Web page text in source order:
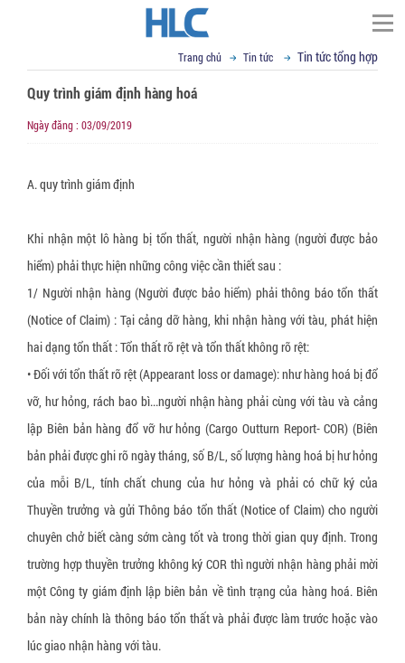
TÌM KIẾM
Trang chủ
Giới thiệu
Giá trị cốt lõi
Cơ sở vật chất
R&D
Chứng chỉ
Profile
Cố định, nâng hạ hàng hóa
Dây đai Composite
Dây tăng đơ chằng hàng
Dây đai vải chằng hàng
Dây đai nhựa PET
Dây chun quấn pallet
Dây chằng hàng khóa cam
Dây cáp vải tròn
Dây đai thép
Bọ kẹp dây đai composite
Túi khí chèn hàng container
VCI - chống mài mòn kim loại
Túi nylon chống gỉ CoroVCI®
Bột chống gỉ VCI (VCI Powder))
Dầu chống gỉ
Bộ khuếch tán chống gỉ (VCI Emitter)
Gói hút ẩm bentonite clay
Gói hút ẩm Silica gel
Lọ hút ẩm silica gel canister
Gói hút ẩm silica gel chỉ thị màu
Túi chống ẩm Container
Gói hút ẩm Nano
Gói bột chống ẩm 300%
Màng chống mốc PE sheet
Miếng chống mốc công nghệ sinh học
Miếng chống nấm mốc LDPE
Bao bì đóng gói
Túi nylon PE chuyên dụng
Màng chít, màng PE
Phụ liệu đóng gói sản phẩm may mặc
Khay nhựa định hình
Decal Void Open
Băng dính bảo vệ bề mặt
Băng dính công nghiệp
Túi nhôm chống tĩnh điện ESD
Thiết bị hỗ trợ đóng gói
Máy thổi túi khí chèn thùng carton
Máy in
Máy cắt băng keo
Máy quấn màng pallet
Máy tạo giấy chèn hàng
Thiết bị đóng gói khác
Thiết bị vật tư xếp dỡ, nâng hạ
Xe nâng tay thấp 3 tấn càng hẹp
Xe nâng tay thấp 3 tấn càng rộng
Xe nâng mặt bàn 350 kg
Xe nâng mặt bàn 500 kg
Xe nâng mặt bàn 800 kg
Xe đẩy hàng 1 tầng sàn nhựa
Tin tức
Kỹ thuật đóng gói
Liên hệ
Hotline : 0913207773
Language:
Trang chủ Tin tức Tin tức tổng hợp
Quy trình giám định hàng hoá
Ngày đăng : 03/09/2019
A. quy trình giám định
Khi nhận một lô hàng bị tổn thất, người nhận hàng (người được bảo
hiểm) phải thực hiện những công việc cần thiết sau :
1/ Người nhận hàng (Người được bảo hiểm) phải thông báo tổn thất
(Notice of Claim) : Tại cảng dỡ hàng, khi nhận hàng với tàu, phát hiện
hai dạng tổn thất : Tổn thất rõ rệt và tổn thất không rõ rệt:
• Đối với tổn thất rõ rệt (Appearant loss or damage): như hàng hoá bị đổ
vỡ, hư hỏng, rách bao bì...người nhận hàng phải cùng với tàu và cảng
lập Biên bản hàng đổ vỡ hư hỏng (Cargo Outturn Report- COR) (Biên
bản phải được ghi rõ ngày tháng, số B/L, số lượng hàng hoá bị hư hỏng
của mỗi B/L, tính chất chung của hư hỏng và phải có chữ ký của
Thuyền trưởng và gửi Thông báo tổn thất (Notice of Claim) cho người
chuyên chở biết càng sớm càng tốt và trong thời gian quy định. Trong
trường hợp thuyền trưởng không ký COR thì người nhận hàng phải mời
một Công ty giám định lập biên bản về tình trạng của hàng hoá. Biên
bản này chính là thông báo tổn thất và phải được làm trước hoặc vào
lúc giao nhận hàng với tàu.